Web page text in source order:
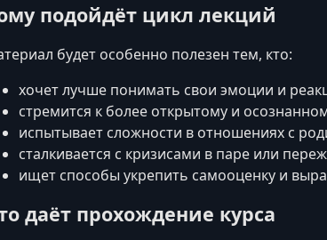
подойдёт цикл лекций
будет особенно полезен тем, кто:
хочет лучше понимать свои эмоции и
стремится к более открытому и
испытывает сложности в отношениях с
сталкивается с кризисами в паре или
ищет способы укрепить самооценку и
даёт прохождение курса